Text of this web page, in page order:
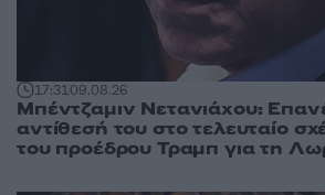
17:3109.08.26
Μπέντζαμιν Νετανιάχου:
αντίθεσή του στο τελευταίο
του προέδρου Τραμπ για τη